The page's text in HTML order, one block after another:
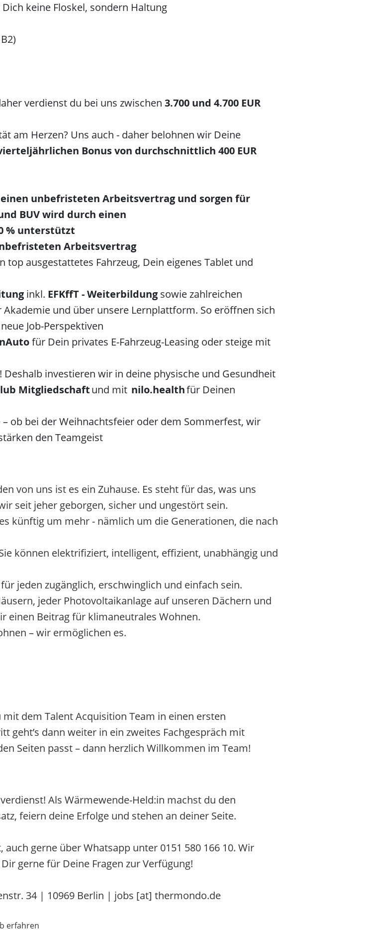
keine Floskel, sondern Haltung
verdienst du bei uns zwischen 3.700 und 4.700 EUR
am Herzen? Uns auch - daher belohnen wir Deine
Bonus von durchschnittlich 400 EUR
unbefristeten Arbeitsvertrag und sorgen für
BUVwird durch einen
% unterstützt
Arbeitsvertrag
top ausgestattetes Fahrzeug, Dein eigenes Tablet und
inkl. EFKffT - Weiterbildung sowie zahlreichen
Akademie und über unsere Lernplattform. So eröffnen sich
Job-Perspektiven
für Dein privates E-Fahrzeug-Leasing oder steige mit
investieren wir in deine physische und Gesundheit
Mitgliedschaftund mit nilo.healthfür Deinen
– ob bei der Weihnachtsfeier oder dem Sommerfest, wir
den Teamgeist
von uns ist es ein Zuhause. Es steht für das, was uns
seit jeher geborgen, sicher und ungestört sein.
künftig um mehr - nämlich um die Generationen, die nach
können elektrifiziert, intelligent, effizient, unabhängig und
jeden zugänglich, erschwinglich und einfach sein.
jeder Photovoltaikanlage auf unseren Dächern und
einen Beitrag für klimaneutrales Wohnen.
– wir ermöglichen es.
dem Talent Acquisition Team in einen ersten
geht’s dann weiter in ein zweites Fachgespräch mit
Seiten passt – dann herzlich Willkommen im Team!
Als Wärmewende-Held:in machst du den
feiern deine Erfolge und stehen an deiner Seite.
gerne über Whatsapp unter 0151 580 166 10. Wir
gerne für Deine Fragen zur Verfügung!
34 | 10969 Berlin | jobs [at] thermondo.de
erfahren